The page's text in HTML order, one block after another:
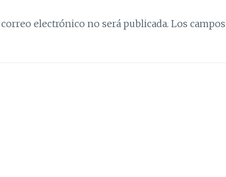
electrónico no será publicada. Los